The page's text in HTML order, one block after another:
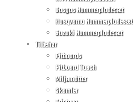
Gasgas Nummerpladesæt
Husqvarna Nummerpladesæt
Suzuki Nummerpladesæt
Tilbehør
Pitboards
Pitboard Tusch
Miljømåtter
Skamler